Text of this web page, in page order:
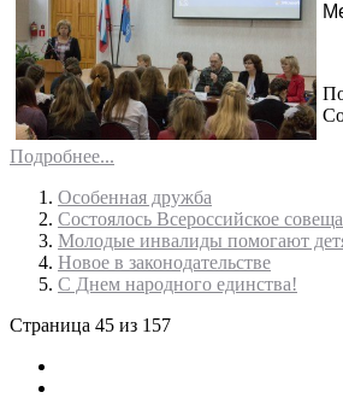
Подробнее...
Особенная дружба
Состоялось Всероссийское
Молодые инвалиды помогают
Новое в законодательстве
С Днем народного единства!
Страница 45 из 157